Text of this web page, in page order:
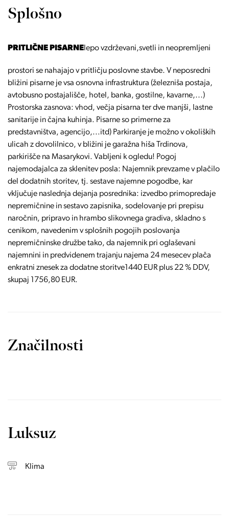
Splošno
PRITLIČNE PISARNE lepo vzdrževani,svetli in neopremljeni
prostori se nahajajo v pritličju poslovne stavbe. V neposredni
bližini pisarne je vsa osnovna infrastruktura (železniša postaja,
avtobusno postajališče, hotel, banka, gostilne, kavarne,...)
Prostorska zasnova: vhod, večja pisarna ter dve manjši, lastne
sanitarije in čajna kuhinja. Pisarne so primerne za
predstavništva, agencijo,...itd) Parkiranje je možno v okoliških
ulicah z dovolilnico, v bližini je garažna hiša Trdinova,
parkirišče na Masarykovi. Vabljeni k ogledu! Pogoj
najemodajalca za sklenitev posla: Najemnik prevzame v plačilo
del dodatnih storitev, tj. sestave najemne pogodbe, kar
vključuje naslednja dejanja posrednika: izvedbo primopredaje
nepremičnine in sestavo zapisnika, sodelovanje pri prepisu
naročnin, pripravo in hrambo slikovnega gradiva, skladno s
cenikom, navedenim v splošnih pogojih poslovanja
nepremičninske družbe tako, da najemnik pri oglaševani
najemnini in predvidenem trajanju najema 24 mesecev plača
enkratni znesek za dodatne storitve1440 EUR plus 22 % DDV,
skupaj 1756,80 EUR.
Značilnosti
Luksuz
Klima